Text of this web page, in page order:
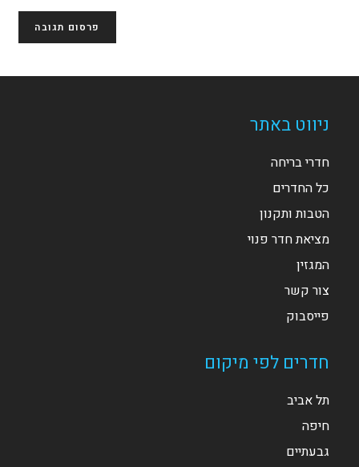
ניווט באתר
חדרי בריחה
כל החדרים
הטבות ותקנון
מציאת חדר פנוי
המגזין
צור קשר
פייסבוק
חדרים לפי מיקום
תל אביב
חיפה
גבעתיים